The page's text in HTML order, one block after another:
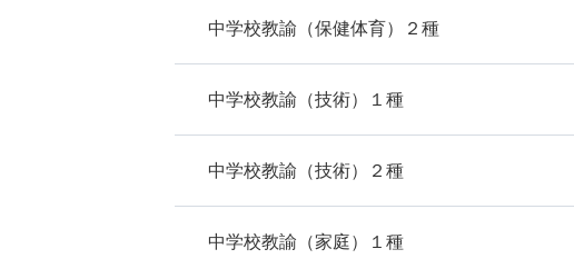
中学校教諭（保健体育）２種
中学校教諭（技術）１種
中学校教諭（技術）２種
中学校教諭（家庭）１種